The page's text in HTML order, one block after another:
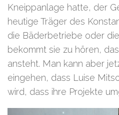
Kneippanlage hatte, der
heutige Träger des
die Bäderbetriebe oder
bekommt sie zu hören,
ansteht. Man kann aber
eingehen, dass Luise
wird, dass ihre Projekte